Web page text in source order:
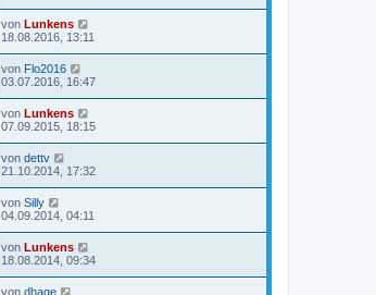
von Lunkens
18.08.2016, 13:11
von Flo2016
03.07.2016, 16:47
von Lunkens
07.09.2015, 18:15
von dettv
21.10.2014, 17:32
von Silly
04.09.2014, 04:11
von Lunkens
18.08.2014, 09:34
von dhage